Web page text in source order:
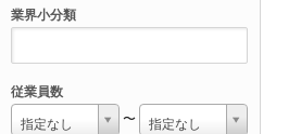
業界小分類
従業員数
指定なし 〜 指定なし